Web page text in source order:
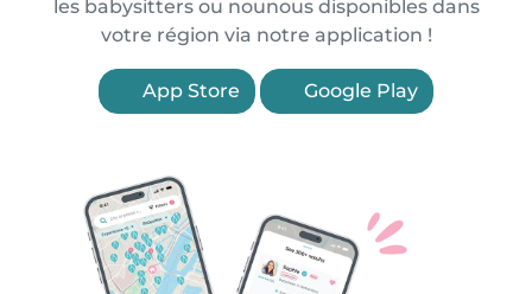
les babysitters ou nounous disponibles dans
votre région via notre application !
App Store Google Play